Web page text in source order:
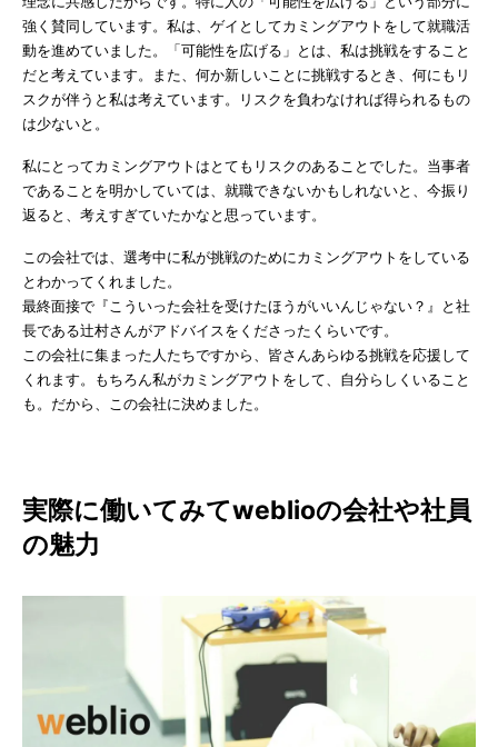
強く賛同しています。私は、ゲイとしてカミングアウトをして就職活
動を進めていました。「可能性を広げる」とは、私は挑戦をすること
だと考えています。また、何か新しいことに挑戦するとき、何にもリ
スクが伴うと私は考えています。リスクを負わなければ得られるもの
は少ないと。
私にとってカミングアウトはとてもリスクのあることでした。当事者
であることを明かしていては、就職できないかもしれないと、今振り
返ると、考えすぎていたかなと思っています。
この会社では、選考中に私が挑戦のためにカミングアウトをしている
とわかってくれました。
最終面接で『こういった会社を受けたほうがいいんじゃない？』と社
長である辻村さんがアドバイスをくださったくらいです。
この会社に集まった人たちですから、皆さんあらゆる挑戦を応援して
くれます。もちろん私がカミングアウトをして、自分らしくいること
も。だから、この会社に決めました。
実際に働いてみてweblioの会社や社員
の魅力